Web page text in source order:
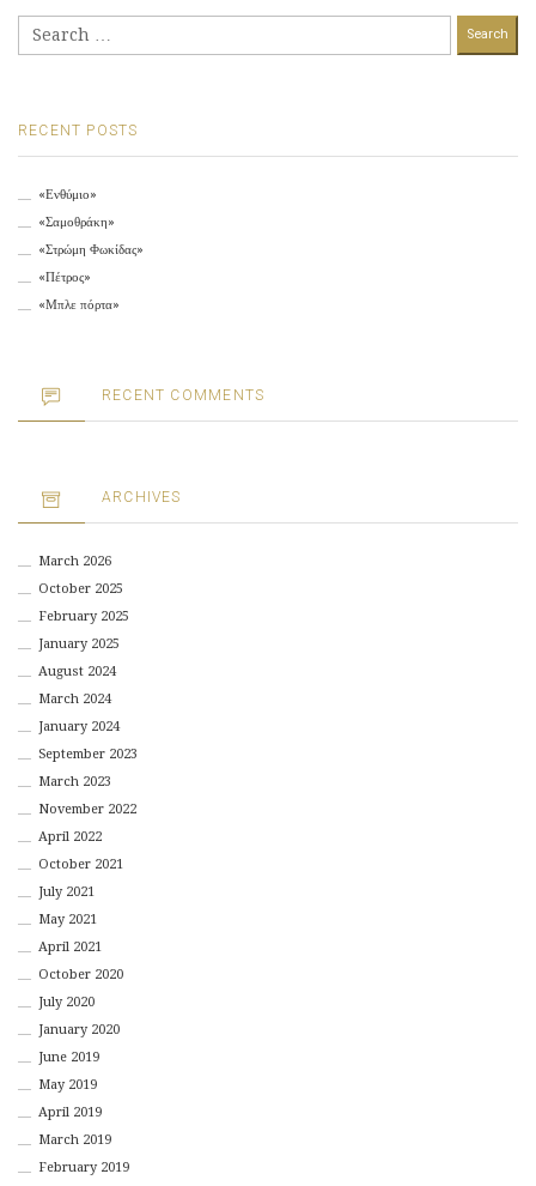
for:
RECENT POSTS
«Ενθύμιο»
«Σαμοθράκη»
«Στρώμη Φωκίδας»
«Πέτρος»
«Μπλε πόρτα»
RECENT COMMENTS
ARCHIVES
March 2026
October 2025
February 2025
January 2025
August 2024
March 2024
January 2024
September 2023
March 2023
November 2022
April 2022
October 2021
July 2021
May 2021
April 2021
October 2020
July 2020
January 2020
June 2019
May 2019
April 2019
March 2019
February 2019